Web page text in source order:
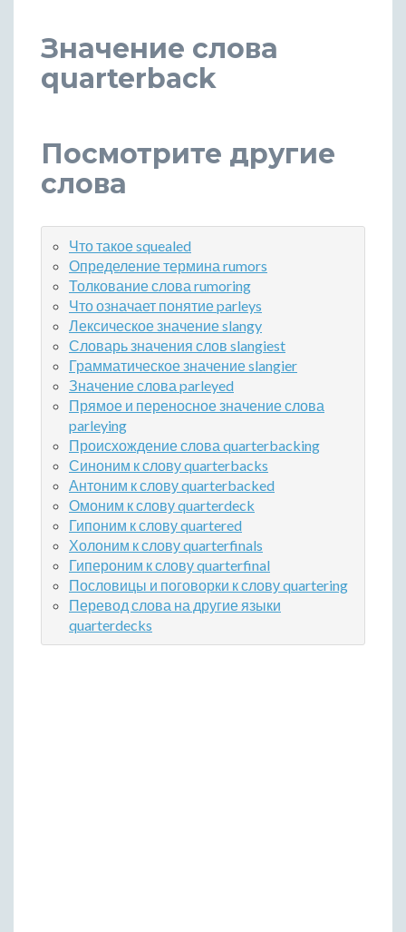
Значение слова
quarterback
Посмотрите другие
слова
Что такое squealed
Определение термина rumors
Толкование слова rumoring
Что означает понятие parleys
Лексическое значение slangy
Словарь значения слов slangiest
Грамматическое значение slangier
Значение слова parleyed
Прямое и переносное значение слова
parleying
Происхождение слова quarterbacking
Синоним к слову quarterbacks
Антоним к слову quarterbacked
Омоним к слову quarterdeck
Гипоним к слову quartered
Холоним к слову quarterfinals
Гипероним к слову quarterfinal
Пословицы и поговорки к слову quartering
Перевод слова на другие языки
quarterdecks